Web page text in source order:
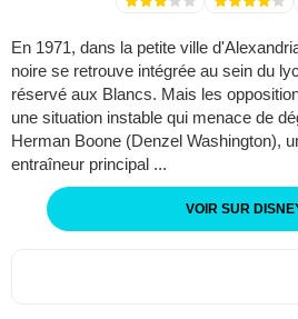
En 1971, dans la petite ville
noire se retrouve intégrée au sein du
réservé aux Blancs. Mais les
une situation instable qui menace de
Herman Boone (Denzel Washington),
entraîneur principal ...
VOIR SUR